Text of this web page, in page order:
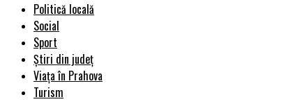
Politică locală
Social
Sport
Știri din județ
Viața în Prahova
Turism